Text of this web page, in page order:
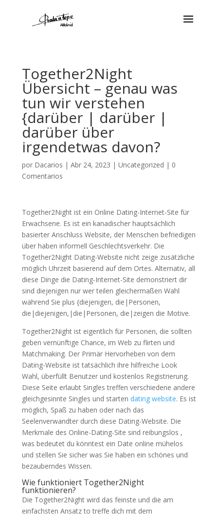
Together2Night
Übersicht – genau was
tun wir verstehen
{darüber | darüber |
darüber über
irgendetwas davon?
por Dacarios | Abr 24, 2023 | Uncategorized | 0
Comentarios
Together2Night ist ein Online Dating-Internet-Site für
Erwachsene. Es ist ein kanadischer hauptsächlich
basierter Anschluss Website, der Menschen befriedigen
über haben informell Geschlechtsverkehr. Die
Together2Night Dating-Website nicht zeige zusätzliche
möglich Uhrzeit basierend auf dem Ortes. Alternativ, all
diese Dinge die Dating-Internet-Site demonstriert dir
sind diejenigen nur wer teilen gleichermaßen Wahl
während Sie plus {diejenigen, die|Personen,
die|diejenigen,|die|Personen, die|zeigen die Motive.
Together2Night ist eigentlich für Personen, die sollten
geben vernünftige Chance, im Web zu flirten und
Matchmaking. Der Primär Hervorheben von dem
Dating-Website ist tatsächlich ihre hilfreiche Look
Wahl, überfüllt Benutzer und kostenlos Registrierung.
Diese Seite erlaubt Singles treffen verschiedene andere
gleichgesinnte Singles und starten dating website. Es ist
möglich, Spaß zu haben oder nach das
Seelenverwandter durch diese Dating-Website. Die
Merkmale des Online-Dating-Site sind reibungslos ,
was bedeutet du könntest ein Date online mühelos
und stellen Sie sicher was Sie haben ein schönes und
bezauberndes Wissen.
Wie funktioniert Together2Night
funktionieren?
Die Together2Night wird das feinste und die am
einfachsten Ansatz to treffe dich mit dem